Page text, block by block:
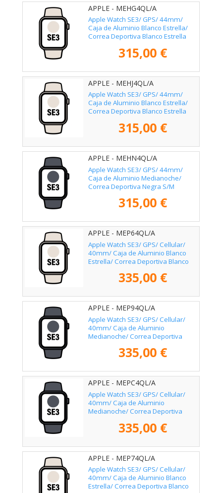
APPLE - MEHG4QL/A
Apple Watch SE3/ GPS/ 44mm/
Caja de Aluminio Blanco Estrella/
Correa Deportiva Blanco Estrella
315,00 €
APPLE - MEHJ4QL/A
Apple Watch SE3/ GPS/ 44mm/
Caja de Aluminio Blanco Estrella/
Correa Deportiva Blanco Estrella
315,00 €
APPLE - MEHN4QL/A
Apple Watch SE3/ GPS/ 44mm/
Caja de Aluminio Medianoche/
Correa Deportiva Negra S/M
315,00 €
APPLE - MEP64QL/A
Apple Watch SE3/ GPS/ Cellular/
40mm/ Caja de Aluminio Blanco
Estrella/ Correa Deportiva Blanco
335,00 €
APPLE - MEP94QL/A
Apple Watch SE3/ GPS/ Cellular/
40mm/ Caja de Aluminio
Medianoche/ Correa Deportiva
335,00 €
APPLE - MEPC4QL/A
Apple Watch SE3/ GPS/ Cellular/
40mm/ Caja de Aluminio
Medianoche/ Correa Deportiva
335,00 €
APPLE - MEP74QL/A
Apple Watch SE3/ GPS/ Cellular/
40mm/ Caja de Aluminio Blanco
Estrella/ Correa Deportiva Blanco